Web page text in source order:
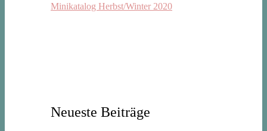
Minikatalog Herbst/Winter 2020
Neueste Beiträge